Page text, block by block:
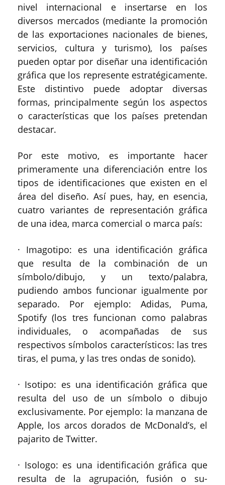
nivel internacional e insertarse en los
diversos mercados (mediante la promoción
de las exportaciones nacionales de bienes,
servicios, cultura y turismo), los países
pueden optar por diseñar una identificación
gráfica que los represente estratégicamente.
Este distintivo puede adoptar diversas
formas, principalmente según los aspectos
o características que los países pretendan
destacar.
Por este motivo, es importante hacer
primeramente una diferenciación entre los
tipos de identificaciones que existen en el
área del diseño. Así pues, hay, en esencia,
cuatro variantes de representación gráfica
de una idea, marca comercial o marca país:
· Imagotipo: es una identificación gráfica
que resulta de la combinación de un
símbolo/dibujo, y un texto/palabra,
pudiendo ambos funcionar igualmente por
separado. Por ejemplo: Adidas, Puma,
Spotify (los tres funcionan como palabras
individuales, o acompañadas de sus
respectivos símbolos característicos: las tres
tiras, el puma, y las tres ondas de sonido).
· Isotipo: es una identificación gráfica que
resulta del uso de un símbolo o dibujo
exclusivamente. Por ejemplo: la manzana de
Apple, los arcos dorados de McDonald’s, el
pajarito de Twitter.
· Isologo: es una identificación gráfica que
resulta de la agrupación, fusión o su-